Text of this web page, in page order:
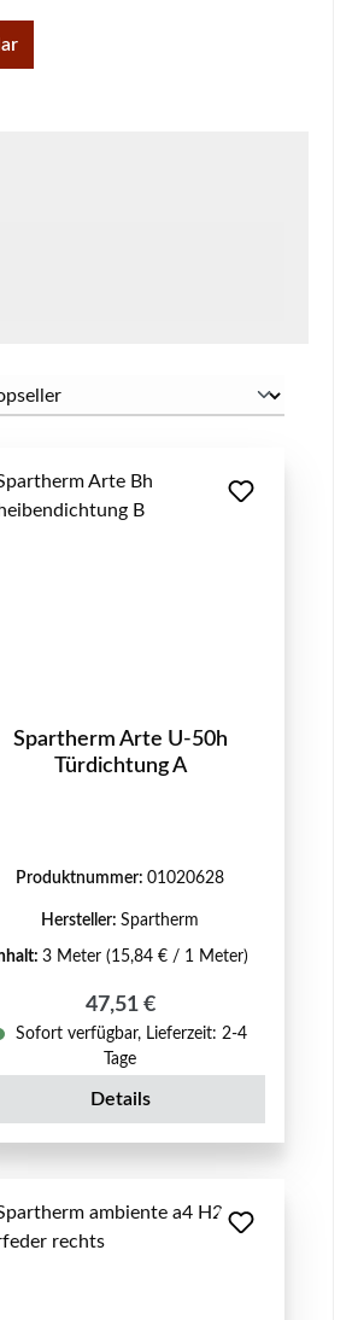
Spartherm Arte U-50h
Türdichtung A
Produktnummer:01020628
Hersteller:Spartherm
3 Meter(15,84 € / 1 Meter)
Regulärer Preis:
47,51 €
Sofort verfügbar, Lieferzeit: 2-4
Tage
Details